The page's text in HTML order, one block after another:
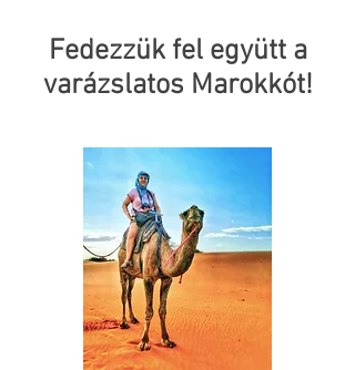
Fedezzük fel együtt a
varázslatos Marokkót!